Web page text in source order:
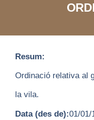
Resum:
Ordinació relativa al
la vila.
Data (des de):01/01/